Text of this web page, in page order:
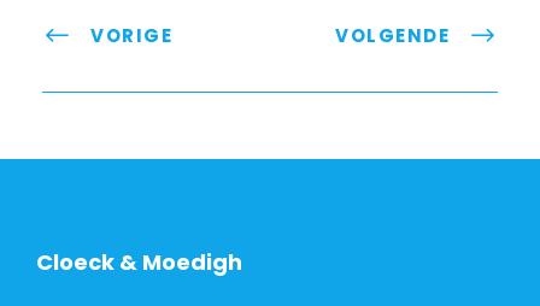
VORIGE VOLGENDE
Cloeck & Moedigh